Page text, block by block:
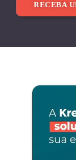
RECEBA